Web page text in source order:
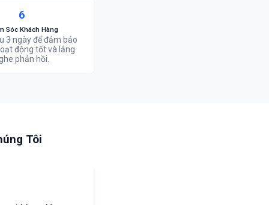
6
Sóc Khách Hàng
3 ngày để đảm bảo
động tốt và lắng
phản hồi.
Tôi